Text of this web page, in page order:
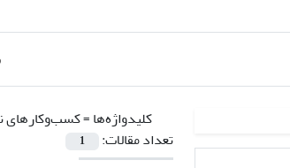
کلیدواژه‌ها =کسب‌وکارهای
تعداد مقالات:
1